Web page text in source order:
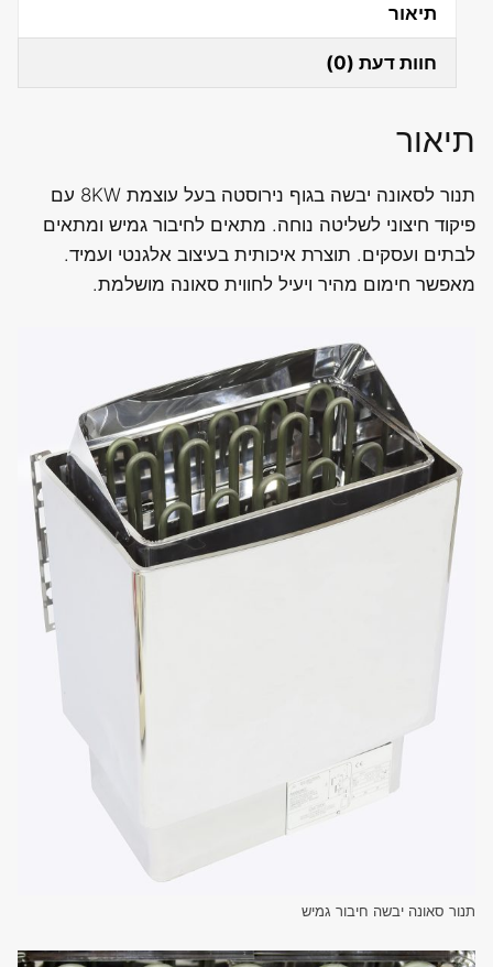
נירוסטה)
תיאור
חוות דעת (0)
תיאור
תנור לסאונה יבשה בגוף נירוסטה בעל עוצמת 8KW עם
פיקוד חיצוני לשליטה נוחה. מתאים לחיבור גמיש ומתאים
לבתים ועסקים. תוצרת איכותית בעיצוב אלגנטי ועמיד.
מאפשר חימום מהיר ויעיל לחווית סאונה מושלמת.
תנור סאונה יבשה חיבור גמיש